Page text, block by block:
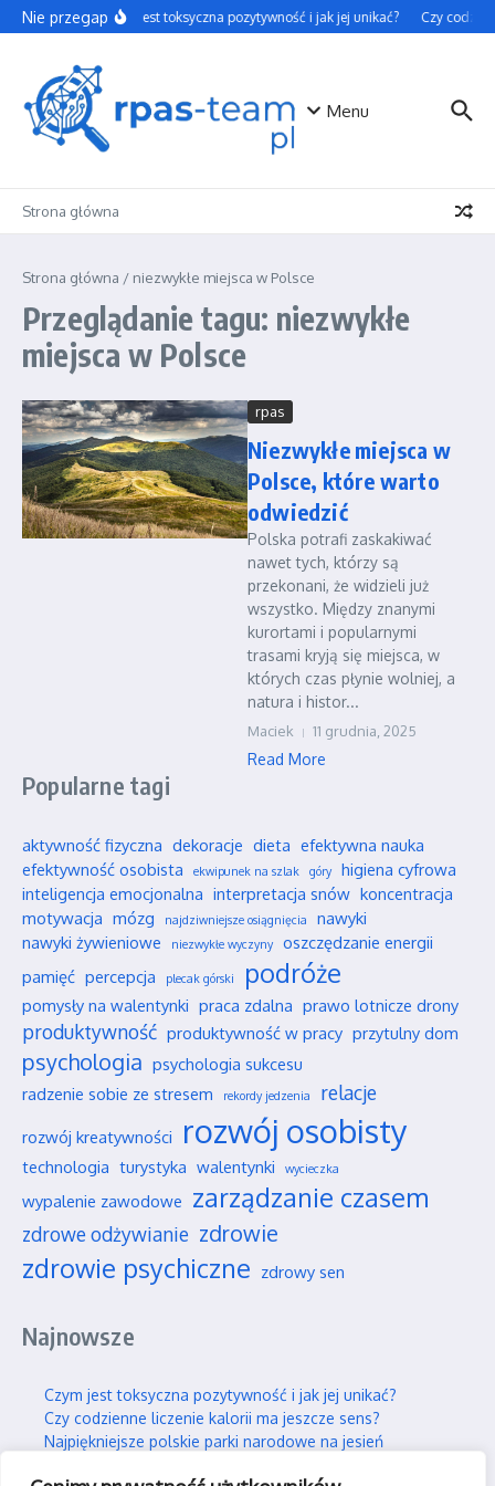
Przejdź do treści
Nie przegapCzym jest toksyczna pozytywność i jak jej unikać? Czy
Menu
Strona główna
Strona główna / niezwykłe miejsca w Polsce
Przeglądanie tagu: niezwykłe
miejsca w Polsce
rpas
Niezwykłe miejsca w
Polsce, które warto
odwiedzić
Polska potrafi zaskakiwać
nawet tych, którzy są
przekonani, że widzieli już
wszystko. Między znanymi
kurortami i popularnymi
trasami kryją się miejsca, w
których czas płynie wolniej, a
natura i histor...
Maciek 11 grudnia, 2025
Read More
Popularne tagi
aktywność fizyczna dekoracje dieta efektywna nauka
efektywność osobista
ekwipunek na szlak góry
higiena cyfrowa
inteligencja emocjonalna interpretacja snów koncentracja
motywacja mózg najdziwniejsze osiągnięcia
nawyki
nawyki żywieniowe
niezwykłe wyczyny
oszczędzanie energii
pamięć percepcja plecak górski podróże
pomysły na walentynki praca zdalna prawo lotnicze drony
produktywność produktywność w pracy przytulny dom
psychologia psychologia sukcesu
radzenie sobie ze stresem
rekordy jedzenia relacje
rozwój kreatywności rozwój osobisty
technologia turystyka walentynki wycieczka
wypalenie zawodowe zarządzanie czasem
zdrowe odżywianie zdrowie
zdrowie psychiczne zdrowy sen
Najnowsze
Czym jest toksyczna pozytywność i jak jej unikać?
Czy codzienne liczenie kalorii ma jeszcze sens?
Najpiękniejsze polskie parki narodowe na jesień